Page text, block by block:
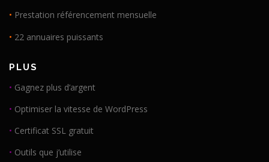
• Prestation référencement mensuelle
• 22 annuaires puissants
PLUS
• Gagnez plus d’argent
• Optimiser la vitesse de WordPress
• Certificat SSL gratuit
• Outils que j’utilise